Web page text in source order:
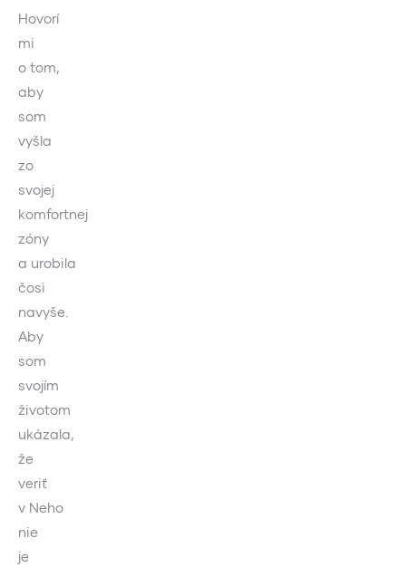
Hovorí
mi
o tom,
aby
som
vyšla
zo
svojej
komfortnej
zóny
a urobila
čosi
navyše.
Aby
som
svojím
životom
ukázala,
že
veriť
v Neho
nie
je